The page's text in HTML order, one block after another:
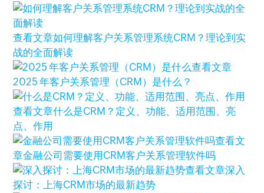
查看文章如何理解客户关系管理系统CRM？理论到实
战的全面解读
查看文章
2025 年客户关系管理（CRM）是什么？
查看文章什么是CRM？定义、功能、适用范围、亮
点、作用
查看文
章金融公司需要使用CRM客户关系管理软件吗
查看文章深入
探讨：上海CRM市场的最新趋势